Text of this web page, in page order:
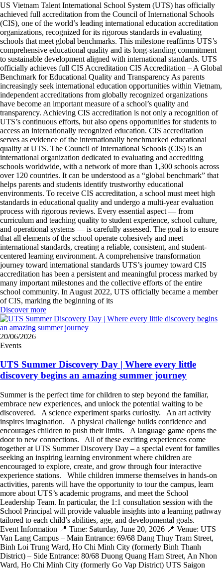
US Vietnam Talent International School System (UTS) has officially
achieved full accreditation from the Council of International Schools
(CIS), one of the world’s leading international education accreditation
organizations, recognized for its rigorous standards in evaluating
schools that meet global benchmarks. This milestone reaffirms UTS’s
comprehensive educational quality and its long-standing commitment
to sustainable development aligned with international standards. UTS
officially achieves full CIS Accreditation CIS Accreditation – A Global
Benchmark for Educational Quality and Transparency As parents
increasingly seek international education opportunities within Vietnam,
independent accreditations from globally recognized organizations
have become an important measure of a school’s quality and
transparency. Achieving CIS accreditation is not only a recognition of
UTS’s continuous efforts, but also opens opportunities for students to
access an internationally recognized education. CIS accreditation
serves as evidence of the internationally benchmarked educational
quality at UTS. The Council of International Schools (CIS) is an
international organization dedicated to evaluating and accrediting
schools worldwide, with a network of more than 1,300 schools across
over 120 countries. It can be understood as a “global benchmark” that
helps parents and students identify trustworthy educational
environments. To receive CIS accreditation, a school must meet high
standards in educational quality and undergo a multi-year evaluation
process with rigorous reviews. Every essential aspect — from
curriculum and teaching quality to student experience, school culture,
and operational systems — is carefully assessed. The goal is to ensure
that all elements of the school operate cohesively and meet
international standards, creating a reliable, consistent, and student-
centered learning environment. A comprehensive transformation
journey toward international standards UTS’s journey toward CIS
accreditation has been a persistent and meaningful process marked by
many important milestones and the collective efforts of the entire
school community. In August 2022, UTS officially became a member
of CIS, marking the beginning of its
Discover more
20/06/2026
Events
UTS Summer Discovery Day | Where every little
discovery begins an amazing summer journey
Summer is the perfect time for children to step beyond the familiar,
embrace new experiences, and unlock the potential waiting to be
discovered. A science experiment sparks curiosity. An art activity
inspires imagination. A physical challenge builds confidence and
encourages children to push their limits. A language game opens the
door to new connections. All of these exciting experiences come
together at UTS Summer Discovery Day – a special event for families
seeking an inspiring learning environment where children are
encouraged to explore, create, and grow through four interactive
experience stations. While children immerse themselves in hands-on
activities, parents will have the opportunity to tour the campus, learn
more about UTS’s academic programs, and meet the School
Leadership Team. In particular, the 1:1 consultation session with the
School Principal will provide valuable insights into a learning pathway
tailored to each child’s abilities, age, and developmental goals. ——
Event Information 📍 Time: Saturday, June 20, 2026 📍 Venue: UTS
Van Lang Campus – Main Entrance: 69/68 Dang Thuy Tram Street,
Binh Loi Trung Ward, Ho Chi Minh City (formerly Binh Thanh
District) – Side Entrance: 80/68 Duong Quang Ham Street, An Nhon
Ward, Ho Chi Minh City (formerly Go Vap District) UTS Saigon